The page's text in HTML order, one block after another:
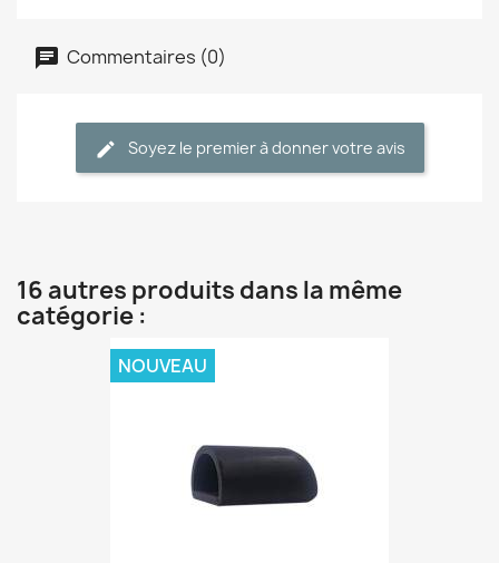
Commentaires (0)
Soyez le premier à donner votre avis
16 autres produits dans la même
catégorie :
NOUVEAU